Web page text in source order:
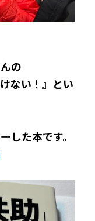
の
ない！』とい
した本です。